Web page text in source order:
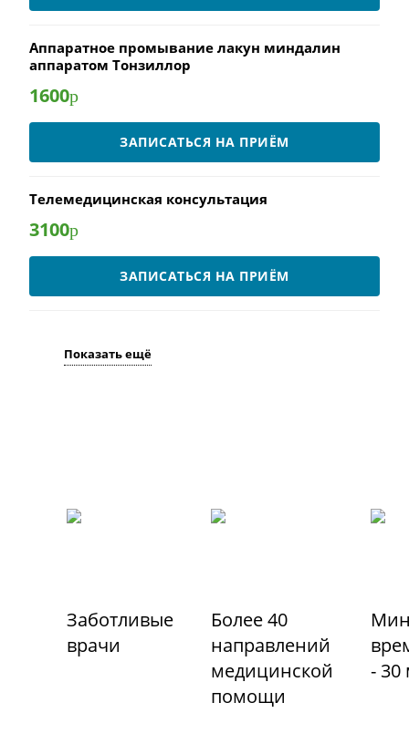
Аппаратное промывание лакун миндалин
аппаратом Тонзиллор
1600р
ЗАПИСАТЬСЯ НА ПРИЁМ
Телемедицинская консультация
3100р
ЗАПИСАТЬСЯ НА ПРИЁМ
Показать ещё
Заботливые
врачи
Более 40
направлений
медицинской
помощи
- 30